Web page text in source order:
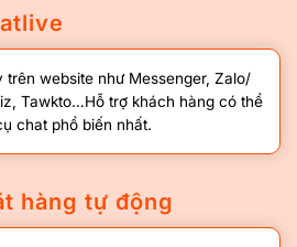
website như Messenger, Zalo/
Tawkto…Hỗ trợ khách hàng có thể
chat phổ biến nhất.
hàng tự động